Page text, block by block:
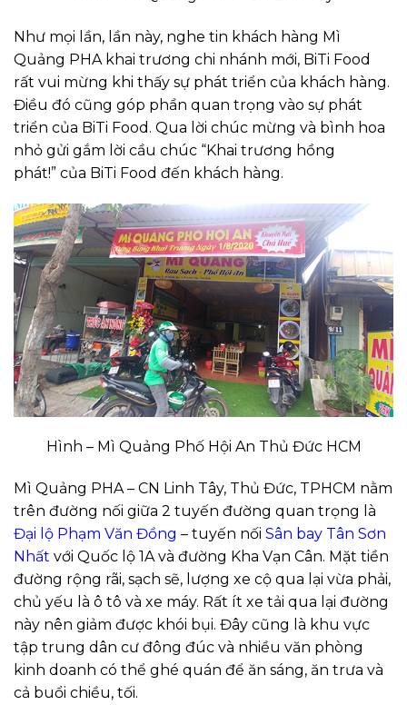
Như mọi lần, lần này, nghe tin khách hàng Mì
Quảng PHA khai trương chi nhánh mới, BiTi Food
rất vui mừng khi thấy sự phát triển của khách hàng.
Điều đó cũng góp phần quan trọng vào sự phát
triển của BiTi Food. Qua lời chúc mừng và bình hoa
nhỏ gửi gắm lời cầu chúc “Khai trương hồng
phát!” của BiTi Food đến khách hàng.
Hình – Mì Quảng Phố Hội An Thủ Đức HCM
Mì Quảng PHA – CN Linh Tây, Thủ Đức, TPHCM nằm
trên đường nối giữa 2 tuyến đường quan trọng là
Đại lộ Phạm Văn Đồng – tuyến nối Sân bay Tân Sơn
Nhất với Quốc lộ 1A và đường Kha Vạn Cân. Mặt tiền
đường rộng rãi, sạch sẽ, lượng xe cộ qua lại vừa phải,
chủ yếu là ô tô và xe máy. Rất ít xe tải qua lại đường
này nên giảm được khói bụi. Đây cũng là khu vực
tập trung dân cư đông đúc và nhiều văn phòng
kinh doanh có thể ghé quán để ăn sáng, ăn trưa và
cả buổi chiều, tối.